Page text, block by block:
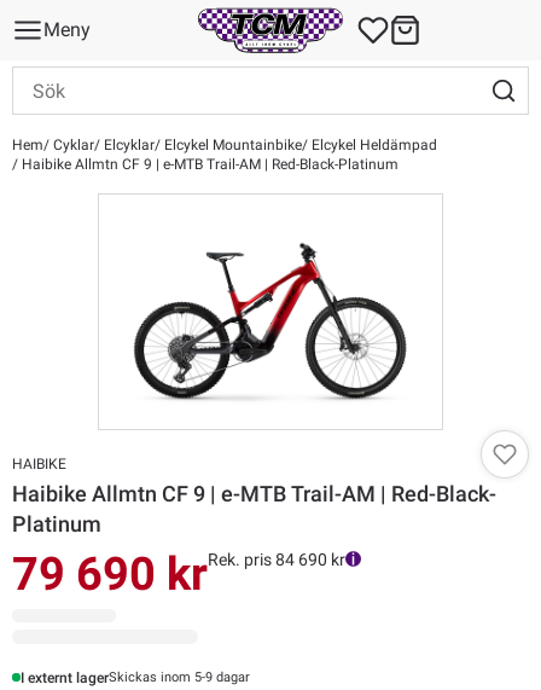
Meny
Hem Cyklar Elcyklar Elcykel Mountainbike
Elcykel Heldämpad
Haibike Allmtn CF 9 | e-MTB Trail-AM | Red-Black-Platinum
HAIBIKE
Haibike Allmtn CF 9 | e-MTB Trail-AM | Red-Black-
Platinum
79 690 krRek. pris 84 690 kr
I externt lagerSkickas inom 5-9 dagar